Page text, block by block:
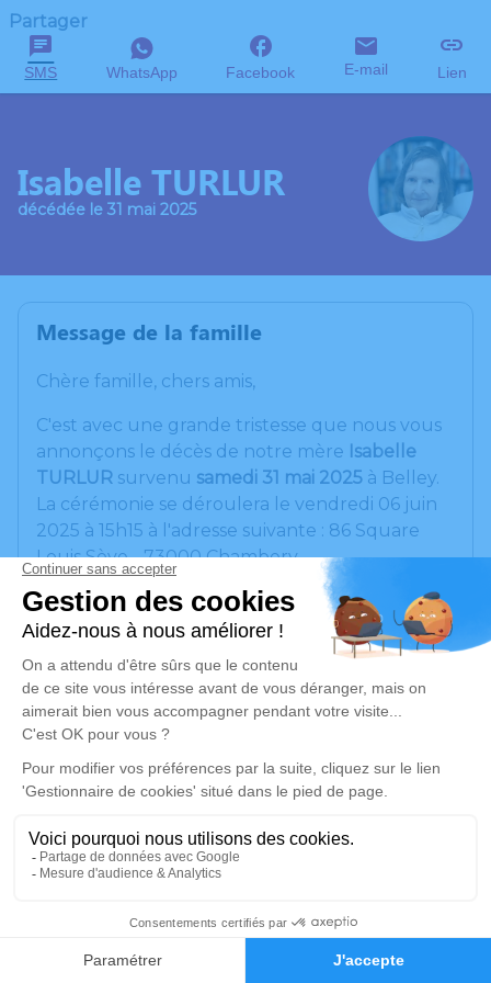
Faire-part Hommages
Partager
SMS WhatsApp Facebook E-mail Lien
Isabelle TURLUR
décédée le 31 mai 2025
Message de la famille
Chère famille, chers amis,
C'est avec une grande tristesse que nous vous
annonçons le décès de notre mère Isabelle
TURLUR survenu samedi 31 mai 2025 à Belley.
La cérémonie se déroulera le vendredi 06 juin
2025 à 15h15 à l'adresse suivante : 86 Square
Louis Sève - 73000 Chambery.
Nous vous invitons à utiliser cet espace pour
laisser vos condoléances, partager des photos
souvenirs, une anecdote ou exprimer vos
pensées à travers des poèmes ou des textes.
Cet endroit est un lieu d'expression dédié à
honorer la mémoire de notre mère.
Un service de plantation d’arbre hommage est
vendredi 06 juin 2025 à 15h15